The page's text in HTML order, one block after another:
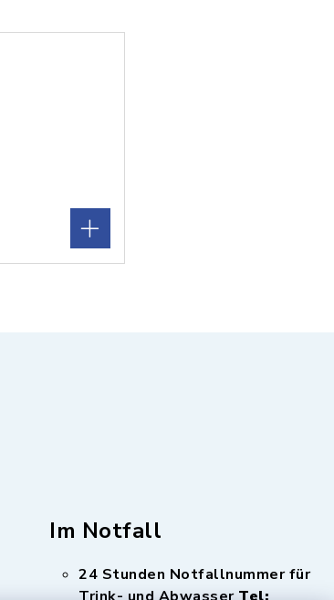
Im Notfall
24 Stunden Notfallnummer für